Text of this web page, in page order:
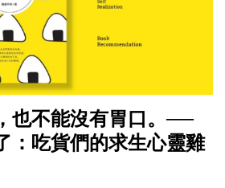
也不能沒有胃口。──
：吃貨們的求生心靈雞